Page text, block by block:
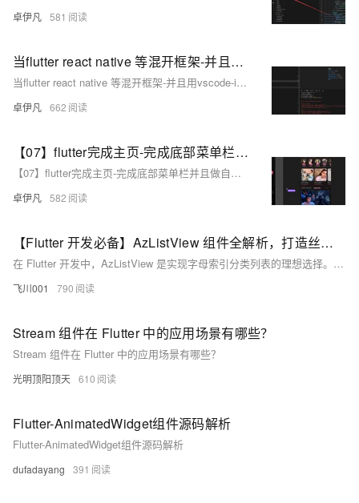
卓伊凡 581
当flutter react native 等混开框架-并且用vscode-idea等编译器无法打包apk，打包安卓不成功怎么办-直接用android studio如何打包安卓apk -重要-优雅草卓伊凡
当flutter react native 等混开框架-并且用vscode-idea等编译器无法打包apk，打包安卓不成功怎么办-直接用android studio如何打包安卓apk -重要-优雅草卓伊凡
卓伊凡 662
【07】flutter完成主页-完成底部菜单栏并且做自定义组件-完整短视频仿抖音上下滑动页面-开发完整的社交APP-前端客户端开发+数据联调|以优雅草商业项目为例做开发-flutter开发-全流程-商业应用级实战开发-优雅草央千澈
【07】flutter完成主页-完成底部菜单栏并且做自定义组件-完整短视频仿抖音上下滑动页面-开发完整的社交APP-前端客户端开发+数据联调|以优雅草商业项目为例做开发-flutter开发-全流程-商业应用级实战开发-优雅草央千澈
卓伊凡 582
【Flutter 开发必备】AzListView 组件全解析，打造丝滑索引列表！
在 Flutter 开发中，AzListView 是实现字母索引分类列表的理想选择。它支持 A-Z 快速跳转、悬浮分组标题、自定义 UI 和高效性能，适用于通讯录、城市选择等场景。本文将详细解析 AzListView 的核心参数和实战示例，助你轻松实现流畅的索引列表。
飞川001 790
Stream 组件在 Flutter 中的应用场景有哪些？
Stream 组件在 Flutter 中的应用场景有哪些？
光明顶阳顶天 610
Flutter-AnimatedWidget组件源码解析
Flutter-AnimatedWidget组件源码解析
dufadayang 391